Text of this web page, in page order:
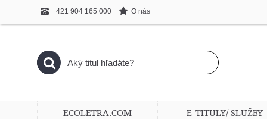
+421 904 165 000 O nás
ECOLETRA.COM E-TITULY/ SLUŽBY